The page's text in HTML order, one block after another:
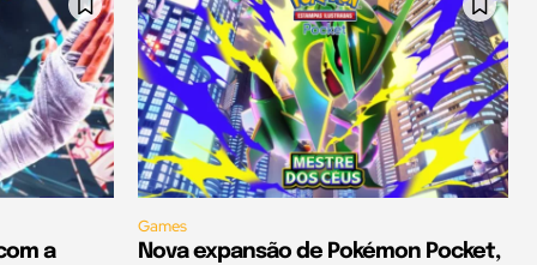
a
Games
Nova expansão de Pokémon Pocket,